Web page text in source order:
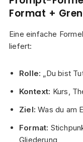
Format +
Eine einfache
liefert:
Rolle: „Du bist
Kontext: Kurs,
Ziel: Was du am
Format:
Gliederung